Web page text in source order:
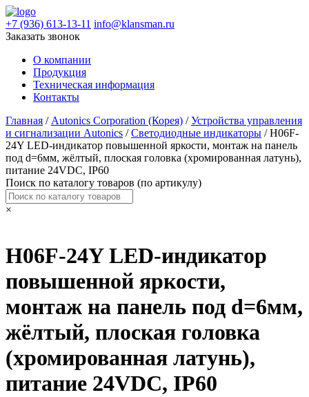
+7 (936) 613-13-11 info@klansman.ru
Заказать звонок
О компании
Продукция
Техническая информация
Контакты
Главная / Autonics Corporation (Корея) /Устройства управления
и сигнализации Autonics /Светодиодные индикаторы / H06F-
24Y LED-индикатор повышенной яркости, монтаж на панель
под d=6мм, жёлтый, плоская головка (хромированная латунь),
питание 24VDC, IP60
Поиск по каталогу товаров (по артикулу)
×
H06F-24Y LED-индикатор
повышенной яркости,
монтаж на панель под d=6мм,
жёлтый, плоская головка
(хромированная латунь),
питание 24VDC, IP60